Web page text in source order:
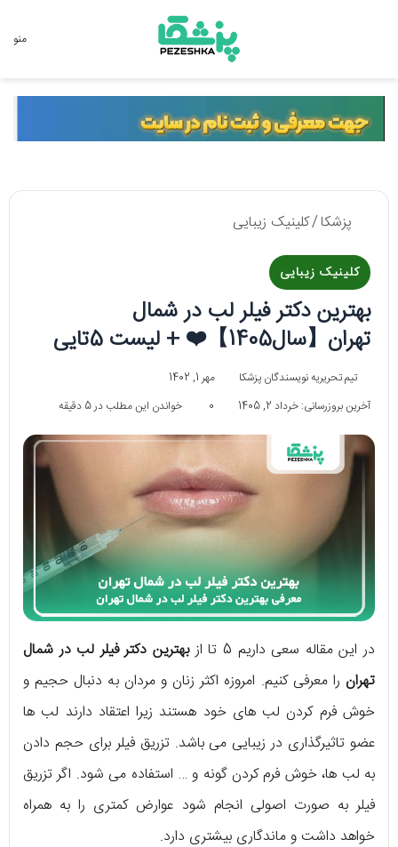
منو
پزشکا/کلینیک زیبایی
کلینیک زیبایی
بهترین دکتر فیلر لب در شمال
تهران【سال1405】❤️ + لیست 5تایی
تیم تحریریه نویسندگان پزشکا
مهر 1, 1402
آخرین بروزرسانی: خرداد 2, 1405
0 خواندن این مطلب در 5 دقیقه
در این مقاله سعی داریم 5 تا از
بهترین دکتر فیلر لب در شمال
تهران را معرفی کنیم. امروزه اکثر زنان و مردان به دنبال حجیم و
خوش فرم کردن لب های خود هستند زیرا اعتقاد دارند لب ها
عضو تاثیرگذاری در زیبایی می باشد. تزریق فیلر برای حجم دادن
به لب ها، خوش فرم کردن گونه و … استفاده می شود. اگر تزریق
فیلر به صورت اصولی انجام شود عوارض کمتری را به همراه
خواهد داشت و ماندگاری بیشتری دارد.